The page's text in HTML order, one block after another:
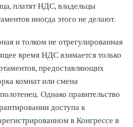
платят НДС, владельцы
иногда этого не делают.
и толком не отрегулированная
время НДС взимается только
предоставляющих
комнат или смена
Однако правительство
доступа к
в Конгрессе в